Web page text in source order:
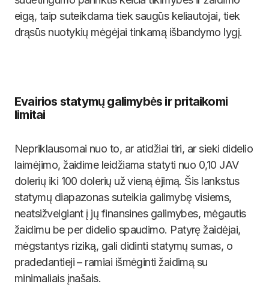
eigą, taip suteikdama tiek saugūs keliautojai, tiek
drąsūs nuotykių mėgėjai tinkamą išbandymo lygį.
Evairios statymų galimybės ir pritaikomi
limitai
Nepriklausomai nuo to, ar atidžiai tiri, ar sieki didelio
laimėjimo, žaidime leidžiama statyti nuo 0,10 JAV
dolerių iki 100 dolerių už vieną ėjimą. Šis lankstus
statymų diapazonas suteikia galimybę visiems,
neatsižvelgiant į jų finansines galimybes, mėgautis
žaidimu be per didelio spaudimo. Patyrę žaidėjai,
mėgstantys riziką, gali didinti statymų sumas, o
pradedantieji – ramiai išmėginti žaidimą su
minimaliais įnašais.